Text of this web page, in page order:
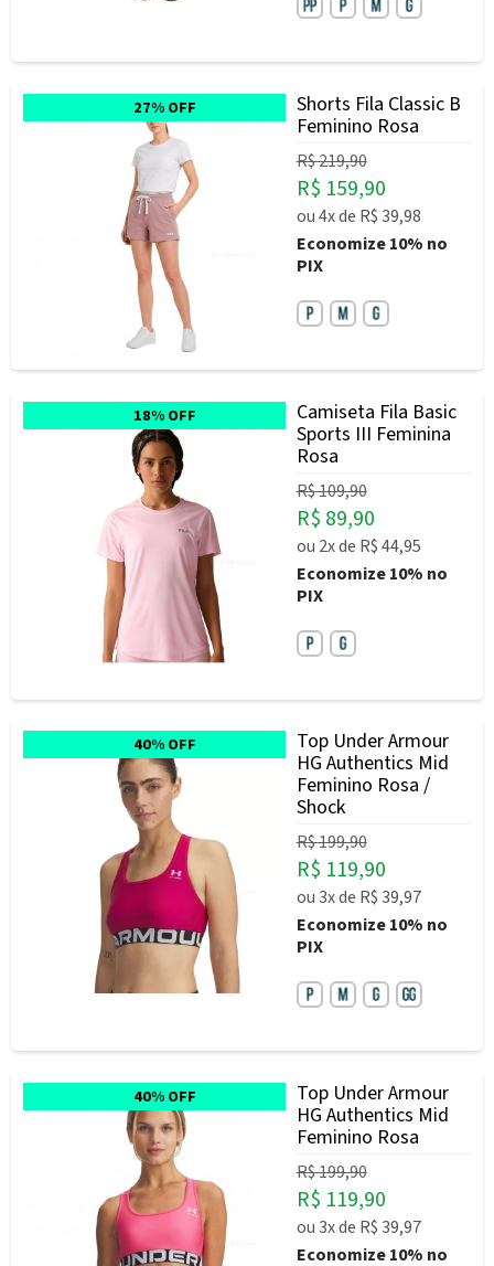
27% OFF
Shorts Fila Classic B
Feminino Rosa
R$ 219,90
R$ 159,90
ou4xde R$ 39,98
Economize10% no
PIX
18% OFF
Camiseta Fila Basic
Sports III Feminina
Rosa
R$ 109,90
R$ 89,90
ou 2xde R$ 44,95
Economize10% no
PIX
40% OFF
Top Under Armour
HG Authentics Mid
Feminino Rosa /
Shock
R$ 199,90
R$ 119,90
ou3xde R$ 39,97
Economize10% no
PIX
40% OFF
Top Under Armour
HG Authentics Mid
Feminino Rosa
R$ 199,90
R$ 119,90
ou3xde R$ 39,97
Economize10% no